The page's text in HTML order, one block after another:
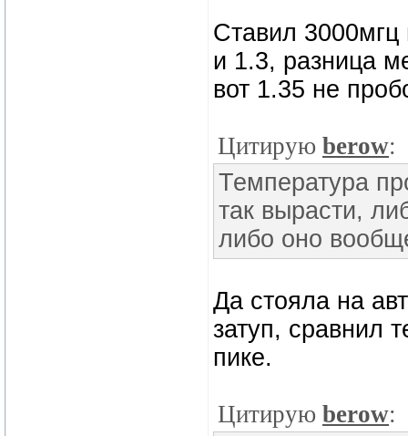
Ставил 3000мгц
и 1.3, разница
вот 1.35 не
Цитирую berow:
Температура
так вырасти,
либо оно
Да стояла на
затуп, сравнил
пике.
Цитирую berow: